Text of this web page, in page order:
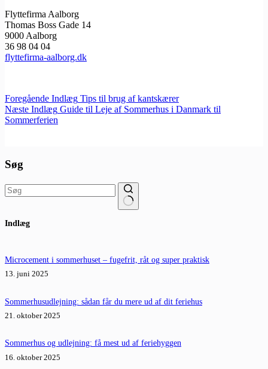
Flyttefirma Aalborg
Thomas Boss Gade 14
9000 Aalborg
36 98 04 04
flyttefirma-aalborg.dk
Foregående Indlæg Tips til brug af kantskærer
Næste Indlæg Guide til Leje af Sommerhus i Danmark til
Sommerferien
Søg
resultater
Indlæg
Microcement i sommerhuset – fugefrit, råt og super praktisk
13. juni 2025
Sommerhusudlejning: sådan får du mere ud af dit feriehus
21. oktober 2025
Sommerhus og udlejning: få mest ud af feriehyggen
16. oktober 2025